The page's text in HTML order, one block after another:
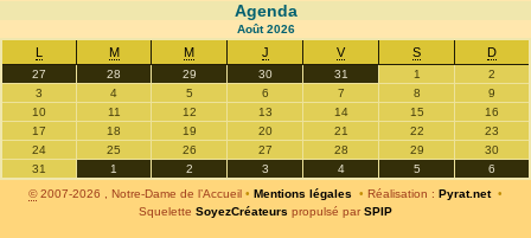
Agenda
Août2026
L M M J V S D
27 28 29 30 31 1
2
3
4 5 6 7 8
9
10
11 12 13 14 15
16
17
18 19 20 21 22
23
24
25 26 27 28 29
30
31
1 2 3 4 5
6
©2007-2026 , Notre-Dame de l’Accueil • Mentions légales • Réalisation : Pyrat.net •
Squelette SoyezCréateurs propulsé par SPIP